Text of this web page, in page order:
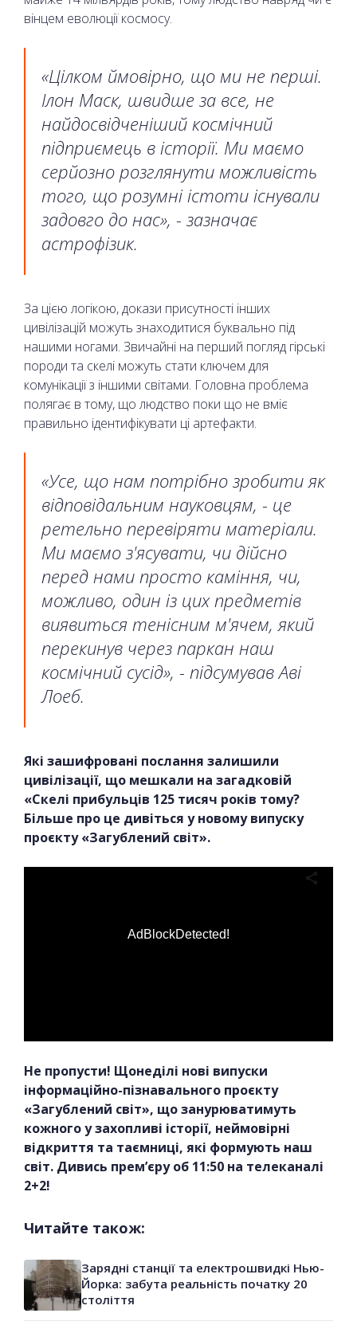
вінцем еволюції космосу.
«Цілком ймовірно, що ми не перші.
Ілон Маск, швидше за все, не
найдосвідченіший космічний
підприємець в історії. Ми маємо
серйозно розглянути можливість
того, що розумні істоти існували
задовго до нас», - зазначає
астрофізик.
За цією логікою, докази присутності інших
цивілізацій можуть знаходитися буквально під
нашими ногами. Звичайні на перший погляд гірські
породи та скелі можуть стати ключем для
комунікації з іншими світами. Головна проблема
полягає в тому, що людство поки що не вміє
правильно ідентифікувати ці артефакти.
«Усе, що нам потрібно зробити як
відповідальним науковцям, - це
ретельно перевіряти матеріали.
Ми маємо з'ясувати, чи дійсно
перед нами просто каміння, чи,
можливо, один із цих предметів
виявиться тенісним м'ячем, який
перекинув через паркан наш
космічний сусід», - підсумував Аві
Лоеб.
Які зашифровані послання залишили
цивілізації, що мешкали на загадковій
«Скелі прибульців 125 тисяч років тому?
Більше про це дивіться у новому випуску
проєкту «Загублений світ».
AdBlockDetected!
Не пропусти! Щонеділі нові випуски
інформаційно-пізнавального проєкту
«Загублений світ», що занурюватимуть
кожного у захопливі історії, неймовірні
відкриття та таємниці, які формують наш
світ. Дивись прем’єру об 11:50 на телеканалі
2+2!
Читайте також:
Зарядні станції та електрошвидкі Нью-
Йорка: забута реальність початку 20
століття